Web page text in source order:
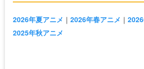
2026年夏アニメ 2026年春アニメ
2025年秋アニメ